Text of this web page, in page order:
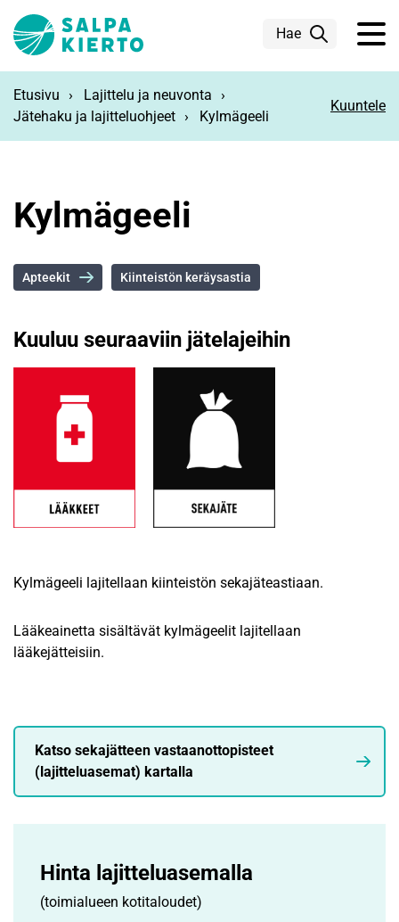
Hae
Etusivu
Lajittelu ja neuvonta
Jätehaku ja lajitteluohjeet
Kylmägeeli
Kuuntele
Kylmägeeli
Apteekit Kiinteistön keräysastia
Kuuluu seuraaviin jätelajeihin
Kylmägeeli lajitellaan kiinteistön sekajäteastiaan.
Lääkeainetta sisältävät kylmägeelit lajitellaan
lääkejätteisiin.
Katso sekajätteen vastaanottopisteet
(lajitteluasemat) kartalla
Hinta lajittelu­asemalla
(toimialueen kotitaloudet)